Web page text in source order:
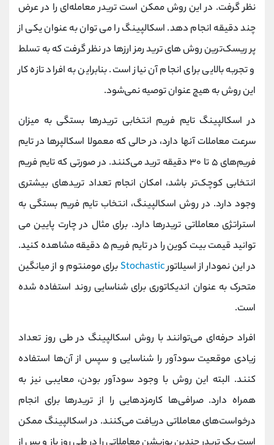
نظر گرفت. در این روش ممکن است تریدر معامله‌ای را در عرض
چند دقیقه انجام دهد. اسکالپینگ را می توان به عنوان یکی از
پر ریسک‌ترین روش های ترید رمز ارزها در نظر گرفت که به تسلط
و تجربه بالایی برای انجام آن نیاز است. بنابراین به افراد تازه کار
این روش به هیچ عنوان توصیه نمی‌شود.
در اسکالپینگ تایم فریم انتخابی تریدرها بستگی به میزان
سرعت معاملات آنها دارد، در حالی که معمولا اسکالپرها در تایم
فریم‌های ۵ تا ۳۰ دقیقه ترید می‌کنند. در صورتی که تایم فریم
انتخابی کوچک‌تر باشد، امکان انجام تعداد تریدهای بیشتری
وجود دارد. در روش اسکالپینگ، انتخاب تایم فریم بستگی به
استراتژی معاملاتی تریدرها دارد. برای مثال در چارت پایین می
توانید قیمت بیت کوین را در تایم فریم ۵ دقیقه مشاهده کنید.
در این نمودار از اسیلاتورStochasticبرای مومنتوم و از میانگین
متحرک به عنوان اندیکاتوری برای شناسایی روند استفاده شده
است.
افراد حرفه‌ای می‌توانند با روش اسکالپینگ در طی روز تعداد
زیادی موقعیت سودآور را شناسایی و سپس از آن‌ها استفاده
کنند. البته این روش با وجود سودآور بودن، معایبی نیز به
همراه دارد. صرافی‌ها کارمزدهایی را از تریدرها برای انجام
درخواست‌های معاملاتی دریافت می‌کنند. در اسکالپینگ ممکن